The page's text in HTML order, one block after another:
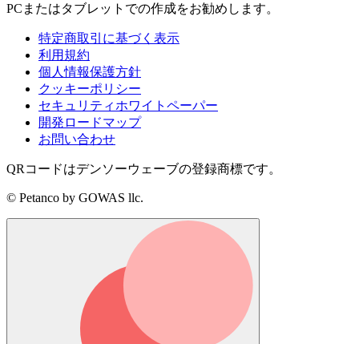
PCまたはタブレットでの作成をお勧めします。
特定商取引に基づく表示
利用規約
個人情報保護方針
クッキーポリシー
セキュリティホワイトペーパー
開発ロードマップ
お問い合わせ
QRコードはデンソーウェーブの登録商標です。
© Petanco by GOWAS llc.